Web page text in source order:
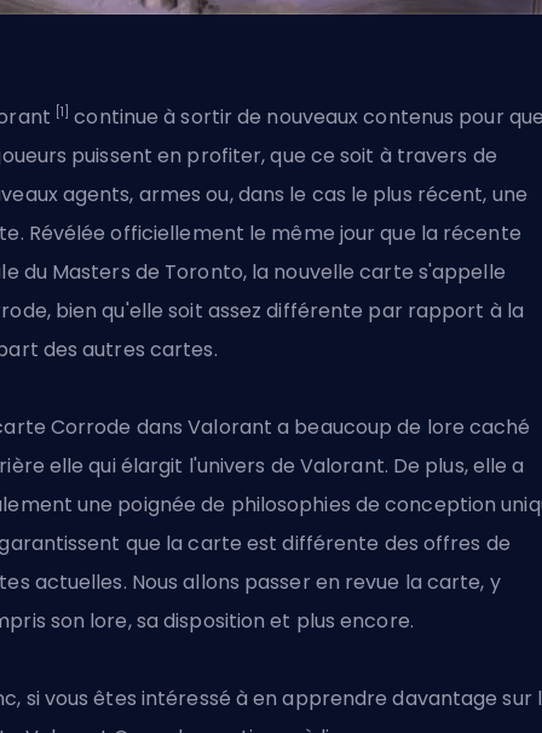
[1] continue à sortir de nouveaux contenus pour
puissent en profiter, que ce soit à travers de
agents, armes ou, dans le cas le plus récent, une
Révélée officiellement le même jour que la récente
du Masters de Toronto, la nouvelle carte s'appelle
bien qu'elle soit assez différente par rapport à la
des autres cartes.
Corrode dans Valorant a beaucoup de lore caché
elle qui élargit l'univers de Valorant. De plus, elle a
une poignée de philosophies de conception
que la carte est différente des offres de
actuelles. Nous allons passer en revue la carte, y
son lore, sa disposition et plus encore.
si vous êtes intéressé à en apprendre davantage sur